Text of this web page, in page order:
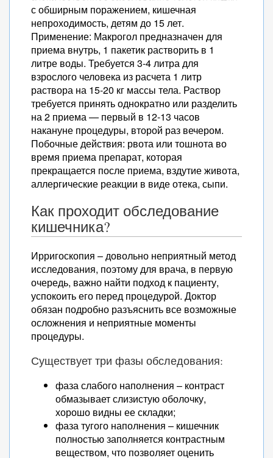
с обширным поражением, кишечная
непроходимость, детям до 15 лет.
Применение: Макрогол предназначен для
приема внутрь, 1 пакетик растворить в 1
литре воды. Требуется 3-4 литра для
взрослого человека из расчета 1 литр
раствора на 15-20 кг массы тела. Раствор
требуется принять однократно или разделить
на 2 приема — первый в 12-13 часов
накануне процедуры, второй раз вечером.
Побочные действия: рвота или тошнота во
время приема препарат, которая
прекращается после приема, вздутие живота,
аллергические реакции в виде отека, сыпи.
Как проходит обследование
кишечника?
Ирригоскопия – довольно неприятный метод
исследования, поэтому для врача, в первую
очередь, важно найти подход к пациенту,
успокоить его перед процедурой. Доктор
обязан подробно разъяснить все возможные
осложнения и неприятные моменты
процедуры.
Существует три фазы обследования:
фаза слабого наполнения – контраст
обмазывает слизистую оболочку,
хорошо видны ее складки;
фаза тугого наполнения – кишечник
полностью заполняется контрастным
веществом, что позволяет оценить